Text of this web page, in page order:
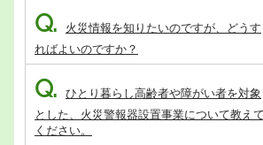
Q. 火災情報を知りたいのですが、どうす
ればよいのですか？
Q. ひとり暮らし高齢者や障がい者を対象
とした、火災警報器設置事業について教えて
ください。